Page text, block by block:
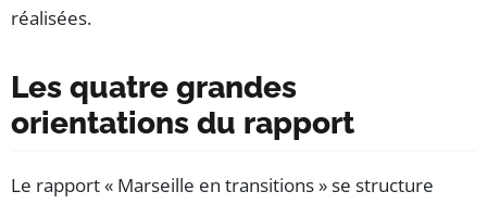
réalisées.
Les quatre grandes
orientations du rapport
Le rapport « Marseille en transitions » se structure